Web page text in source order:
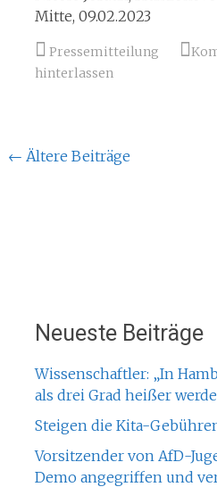
Mitte, 09.02.2023
Pressemitteilung
hinterlassen
Beitragsnavigation
← Ältere Beiträge
Neueste Beiträge
Wissenschaftler: „In
als drei Grad heißer
Steigen die Kita-
Vorsitzender von AfD-
Demo angegriffen und